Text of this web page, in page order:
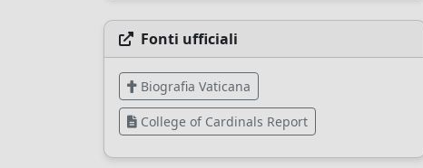
Fonti ufficiali
Biografia Vaticana
College of Cardinals Report